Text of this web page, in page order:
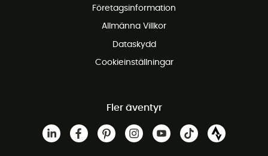
Företagsinformation
Allmänna Villkor
Dataskydd
Cookieinställningar
Fler äventyr